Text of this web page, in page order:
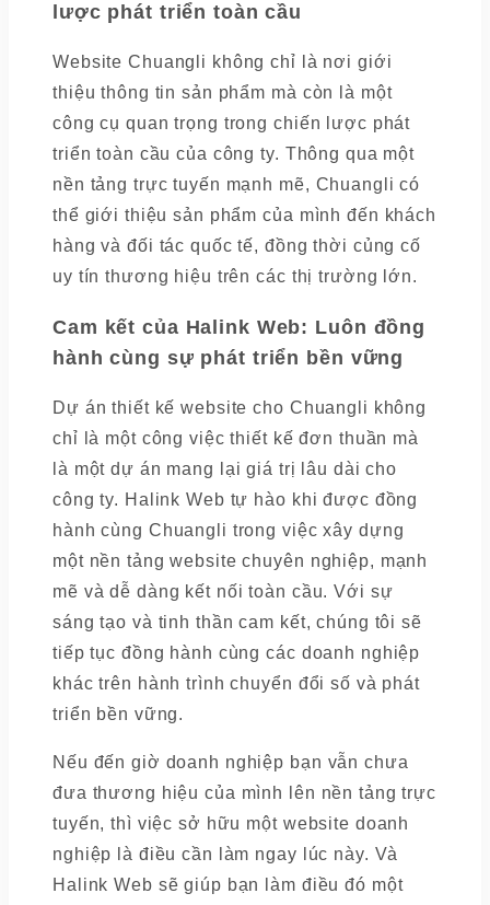
lược phát triển toàn cầu
Website Chuangli không chỉ là nơi giới
thiệu thông tin sản phẩm mà còn là một
công cụ quan trọng trong chiến lược phát
triển toàn cầu của công ty. Thông qua một
nền tảng trực tuyến mạnh mẽ, Chuangli có
thể giới thiệu sản phẩm của mình đến khách
hàng và đối tác quốc tế, đồng thời củng cố
uy tín thương hiệu trên các thị trường lớn.
Cam kết của Halink Web: Luôn đồng
hành cùng sự phát triển bền vững
Dự án thiết kế website cho Chuangli không
chỉ là một công việc thiết kế đơn thuần mà
là một dự án mang lại giá trị lâu dài cho
công ty. Halink Web tự hào khi được đồng
hành cùng Chuangli trong việc xây dựng
một nền tảng website chuyên nghiệp, mạnh
mẽ và dễ dàng kết nối toàn cầu. Với sự
sáng tạo và tinh thần cam kết, chúng tôi sẽ
tiếp tục đồng hành cùng các doanh nghiệp
khác trên hành trình chuyển đổi số và phát
triển bền vững.
Nếu đến giờ doanh nghiệp bạn vẫn chưa
đưa thương hiệu của mình lên nền tảng trực
tuyến, thì việc sở hữu một website doanh
nghiệp là điều cần làm ngay lúc này. Và
Halink Web sẽ giúp bạn làm điều đó một